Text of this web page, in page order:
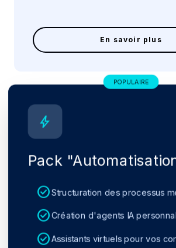
En savoir plus
POPULAIRE
bolt
Pack
check_circleStructuration des processus
check_circleCréation d'agents IA
check_circleAssistants virtuels pour vos